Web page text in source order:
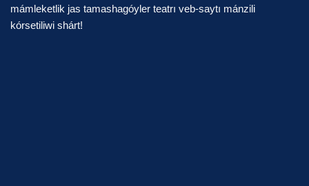
mámleketlik jas tamashagóyler teatrı veb-saytı mánzili
kórsetiliwi shárt!